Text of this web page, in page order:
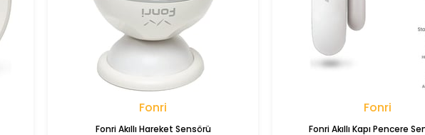
Fonri
Fonri Akıllı Hareket Sensörü
Fonri
Fonri Akıllı Kapı Pencere